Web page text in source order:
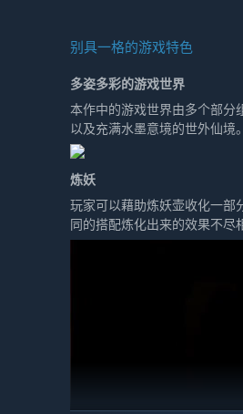
别具一格的游戏特色
多姿多彩的游戏世界
本作中的游戏世界由多个部分
以及充满水墨意境的世外仙境。
炼妖
玩家可以藉助炼妖壶收化一部
同的搭配炼化出来的效果不尽